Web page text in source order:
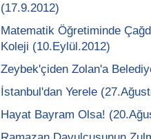
(17.9.2012)
Matematik Öğretiminde
Koleji (10.Eylül.2012)
Zeybek'çiden Zolan'a
İstanbul'dan Yerele
Hayat Bayram Olsa!